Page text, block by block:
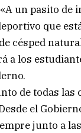
un pasito de
que
césped
a los
de todas
el
junto a